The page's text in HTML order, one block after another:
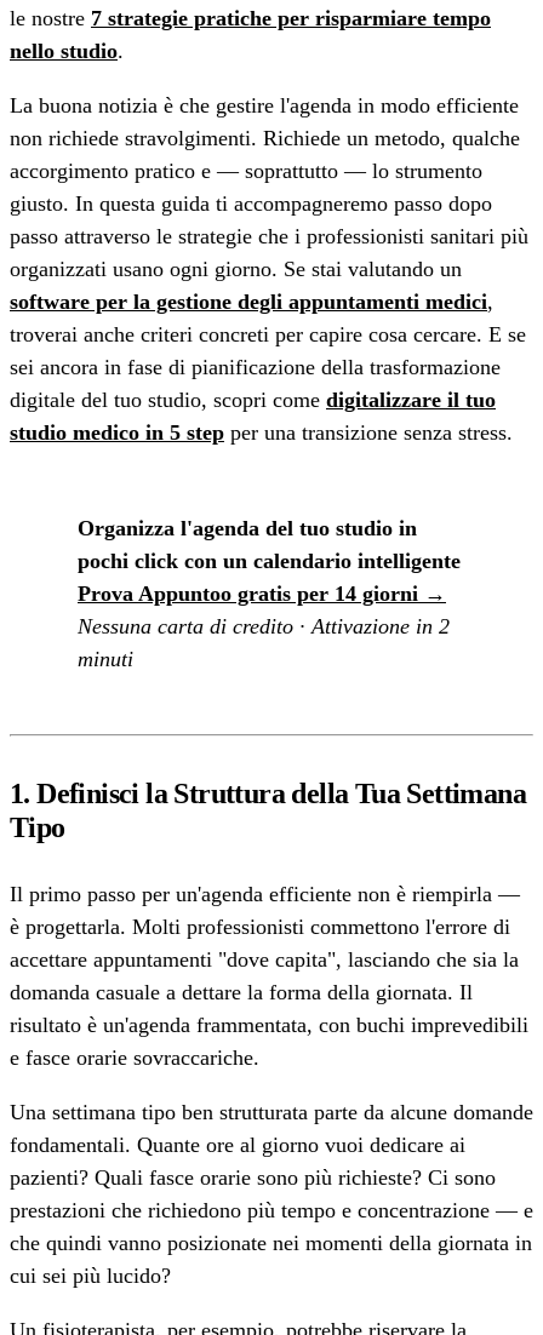
le nostre 7 strategie pratiche per risparmiare tempo
nello studio.
La buona notizia è che gestire l'agenda in modo efficiente
non richiede stravolgimenti. Richiede un metodo, qualche
accorgimento pratico e — soprattutto — lo strumento
giusto. In questa guida ti accompagneremo passo dopo
passo attraverso le strategie che i professionisti sanitari più
organizzati usano ogni giorno. Se stai valutando un
software per la gestione degli appuntamenti medici,
troverai anche criteri concreti per capire cosa cercare. E se
sei ancora in fase di pianificazione della trasformazione
digitale del tuo studio, scopri come digitalizzare il tuo
studio medico in 5 step per una transizione senza stress.
Organizza l'agenda del tuo studio in
pochi click con un calendario intelligente
Prova Appuntoo gratis per 14 giorni →
Nessuna carta di credito · Attivazione in 2
minuti
1. Definisci la Struttura della Tua Settimana
Tipo
Il primo passo per un'agenda efficiente non è riempirla —
è progettarla. Molti professionisti commettono l'errore di
accettare appuntamenti "dove capita", lasciando che sia la
domanda casuale a dettare la forma della giornata. Il
risultato è un'agenda frammentata, con buchi imprevedibili
e fasce orarie sovraccariche.
Una settimana tipo ben strutturata parte da alcune domande
fondamentali. Quante ore al giorno vuoi dedicare ai
pazienti? Quali fasce orarie sono più richieste? Ci sono
prestazioni che richiedono più tempo e concentrazione — e
che quindi vanno posizionate nei momenti della giornata in
cui sei più lucido?